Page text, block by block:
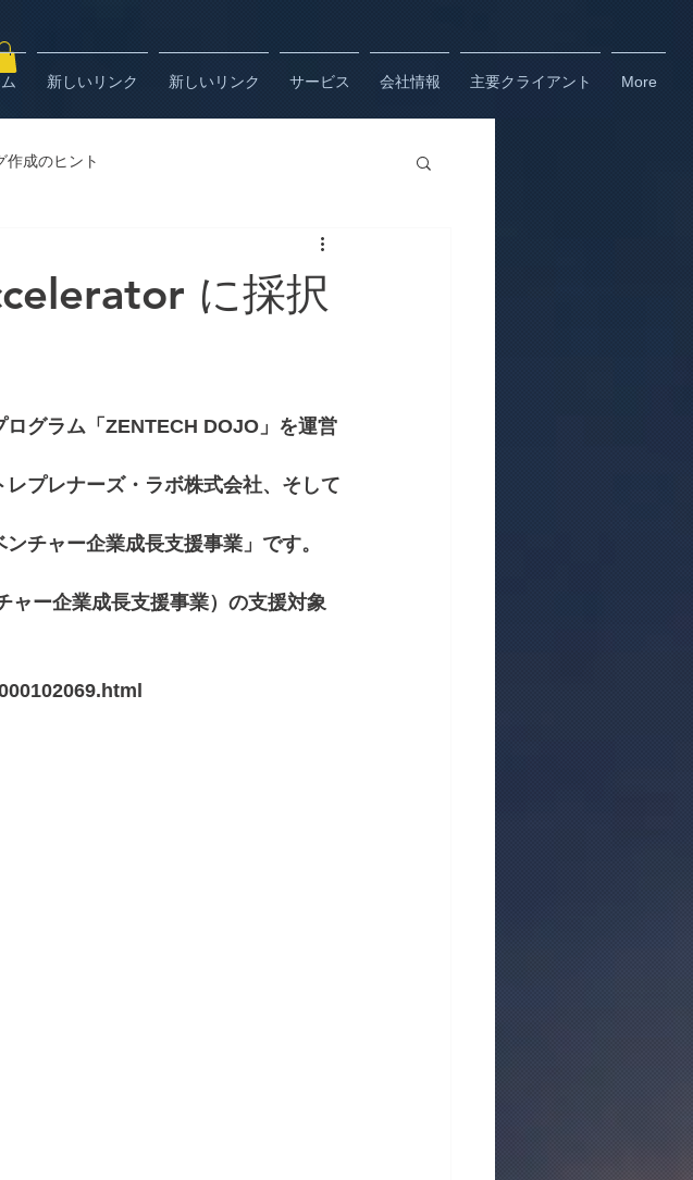
新しいリンク 新しいリンク サービス 会社情報 主要クライアント More
作成のヒント
に採択
グラム「ZENTECH DOJO」を運営
プレナーズ・ラボ株式会社、そして
チャー企業成長支援事業」です。
ー企業成長支援事業）の支援対象